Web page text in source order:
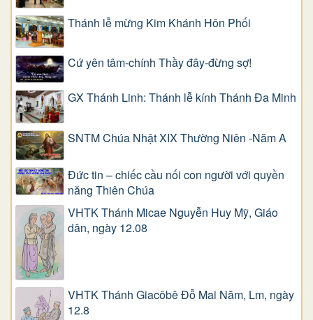
Thánh lễ mừng Kim Khánh Hôn Phối
Cứ yên tâm-chính Thầy đây-đừng sợ!
GX Thánh Linh: Thánh lễ kính Thánh Đa Minh
SNTM Chúa Nhật XIX Thường Niên -Năm A
Đức tin – chiếc cầu nối con người với quyền
năng Thiên Chúa
VHTK Thánh Micae Nguyễn Huy Mỹ, Giáo
dân, ngày 12.08
VHTK Thánh Giacôbê Ðỗ Mai Năm, Lm, ngày
12.8